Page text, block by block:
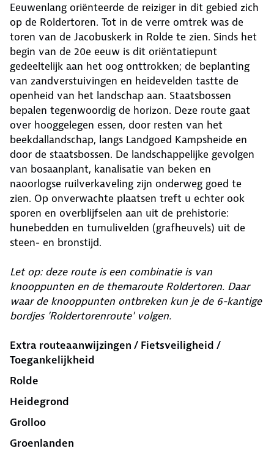
Eeuwenlang oriënteerde de reiziger in dit gebied zich
op de Roldertoren. Tot in de verre omtrek was de
toren van de Jacobuskerk in Rolde te zien. Sinds het
begin van de 20e eeuw is dit oriëntatiepunt
gedeeltelijk aan het oog onttrokken; de beplanting
van zandverstuivingen en heidevelden tastte de
openheid van het landschap aan. Staatsbossen
bepalen tegenwoordig de horizon. Deze route gaat
over hooggelegen essen, door resten van het
beekdallandschap, langs Landgoed Kampsheide en
door de staatsbossen. De landschappelijke gevolgen
van bosaanplant, kanalisatie van beken en
naoorlogse ruilverkaveling zijn onderweg goed te
zien. Op onverwachte plaatsen treft u echter ook
sporen en overblijfselen aan uit de prehistorie:
hunebedden en tumulivelden (grafheuvels) uit de
steen- en bronstijd.
Let op: deze route is een combinatie is van
knooppunten en de themaroute Roldertoren. Daar
waar de knooppunten ontbreken kun je de 6-kantige
bordjes 'Roldertorenroute' volgen.
Extra routeaanwijzingen / Fietsveiligheid /
Toegankelijkheid
Rolde
Heidegrond
Grolloo
Groenlanden